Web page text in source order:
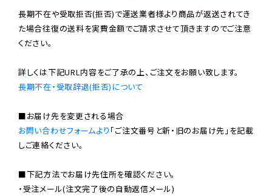
長期不在や受取拒否(拒否)で運送業者様より商品が返送されてき
た場合往復の送料を実費金額でご請求させて頂きますのでご注意
ください。
長期不在・受取辞退(拒否)について
お問い合わせフォームより 「ご注文番号と新・旧のお届け先」を記載
しご連絡ください。
■下記方法でお届け先住所を確認ください。
・受注メール(注文完了後の自動返信メール)